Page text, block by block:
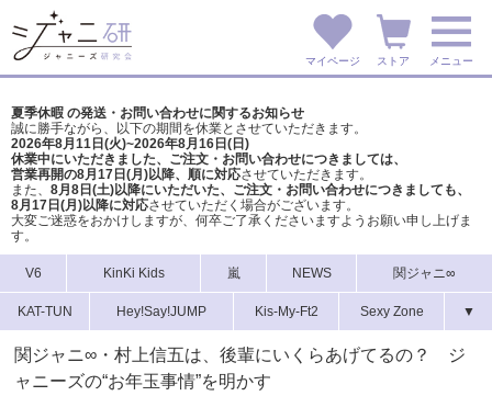
マイページ ストア メニュー
夏季休暇 の発送・お問い合わせに関するお知らせ
誠に勝手ながら、以下の期間を休業とさせていただきます。
2026年8月11日(火)~2026年8月16日(日)
休業中にいただきました、ご注文・お問い合わせにつきましては、
営業再開の8月17日(月)以降、順に対応させていただきます。
また、 8月8日(土)以降にいただいた、ご注文・ お問い合わせにつきましても、
8月17日(月)以降に対応させていただく場合がございます。
大変ご迷惑をおかけしますが、 何卒ご了承くださいますようお願い申し上げま
す。
V6 KinKi Kids 嵐 NEWS 関ジャニ∞
KAT-TUN Hey!Say!JUMP Kis-My-Ft2 Sexy Zone ▼
関ジャニ∞・村上信五は、後輩にいくらあげてるの？ ジ
ャニーズの“お年玉事情”を明かす